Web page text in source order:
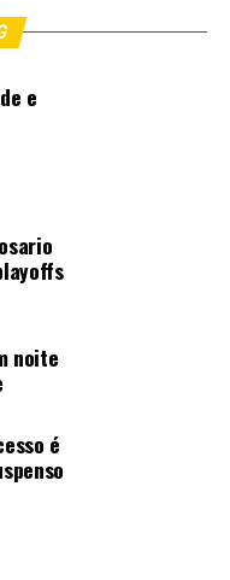
para coibir a
e
noite
é